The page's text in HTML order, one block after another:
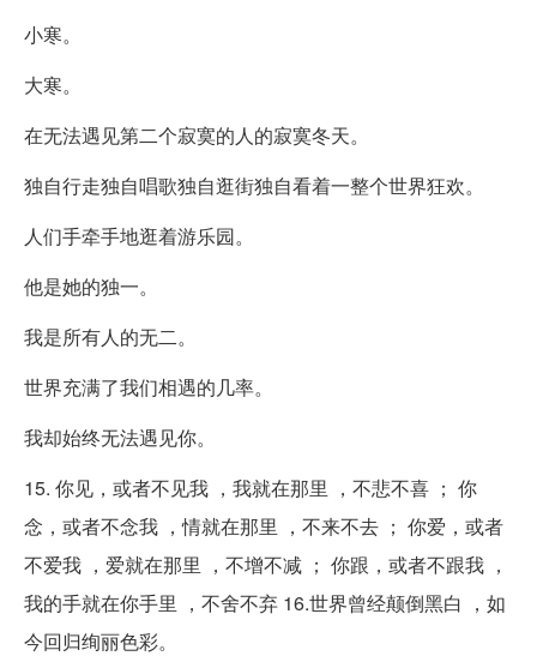
小寒。
大寒。
在无法遇见第二个寂寞的人的寂寞冬天。
独自行走独自唱歌独自逛街独自看着一整个世界狂欢。
人们手牵手地逛着游乐园。
他是她的独一。
我是所有人的无二。
世界充满了我们相遇的几率。
我却始终无法遇见你。
15. 你见，或者不见我 ，我就在那里 ，不悲不喜 ； 你
念，或者不念我 ，情就在那里 ，不来不去 ； 你爱，或者
不爱我 ，爱就在那里 ，不增不减 ； 你跟，或者不跟我 ，
我的手就在你手里 ，不舍不弃 16.世界曾经颠倒黑白 ，如
今回归绚丽色彩。